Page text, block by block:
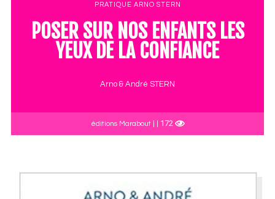
PRATIQUE ARNO STERN
POSER SUR NOS ENFANTS LES
YEUX DE LA CONFIANCE
Arno & André STERN
éditions Marabout | | 172